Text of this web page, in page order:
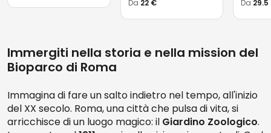
Da 22 € Da
Immergiti nella storia e nella mission del
Bioparco di Roma
Immagina di fare un salto indietro nel tempo, all'inizio
del XX secolo. Roma, una città che pulsa di vita, si
arricchisce di un luogo magico: il Giardino Zoologico.